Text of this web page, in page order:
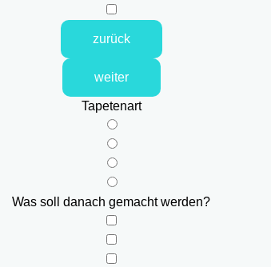
zurück
weiter
Tapetenart
Was soll danach gemacht werden?